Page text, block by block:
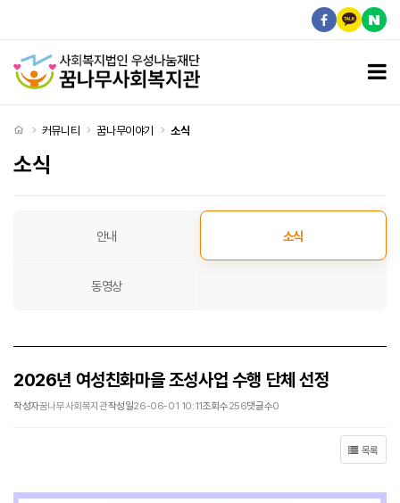
처음으로
커뮤니티 꿈나무이야기 소식
소식
안내 소식
동영상
2026년 여성친화마을 조성사업 수행 단체 선정
작성자꿈나무사회복지관작성일26-06-01 10:11조회수256댓글수0
목록